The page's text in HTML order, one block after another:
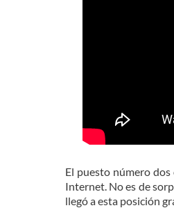
El puesto número dos
Internet. No es de
llegó a esta posición